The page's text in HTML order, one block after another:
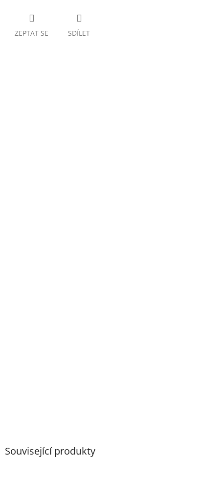
ZEPTAT SE SDÍLET
Související produkty